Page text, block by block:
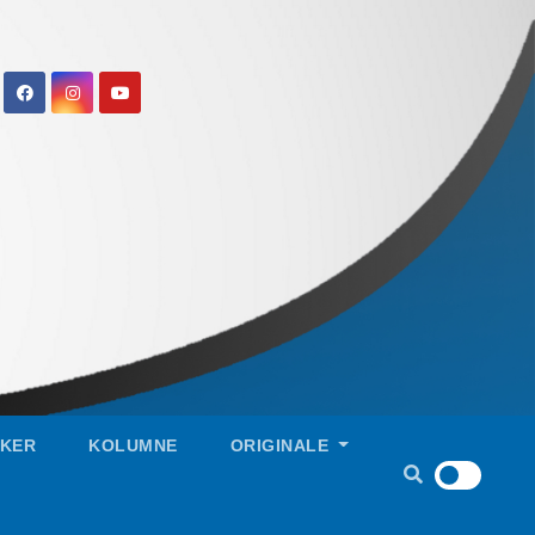
KOLUMNE ORIGINALE